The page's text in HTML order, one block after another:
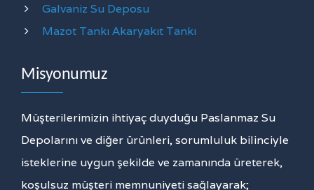
Galvaniz Su Deposu
Mazot Tankı Akaryakıt Tankı
Misyonumuz
Müşterilerimizin ihtiyaç duyduğu Paslanmaz Su
Depolarını ve diğer ürünleri, sorumluluk bilinciyle
isteklerine uygun şekilde ve zamanında üreterek,
koşulsuz müşteri memnuniyeti sağlayarak;